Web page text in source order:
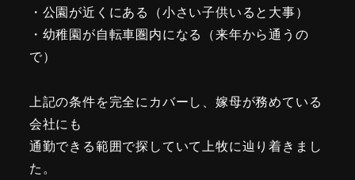
・公園が近くにある（小さい子供いると大事）
・幼稚園が自転車圏内になる（来年から通うの
で）
上記の条件を完全にカバーし、嫁母が務めている
会社にも
通勤できる範囲で探していて上牧に辿り着きまし
た。